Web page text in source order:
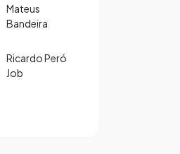
Mateus
Bandeira
Ricardo Peró
Job